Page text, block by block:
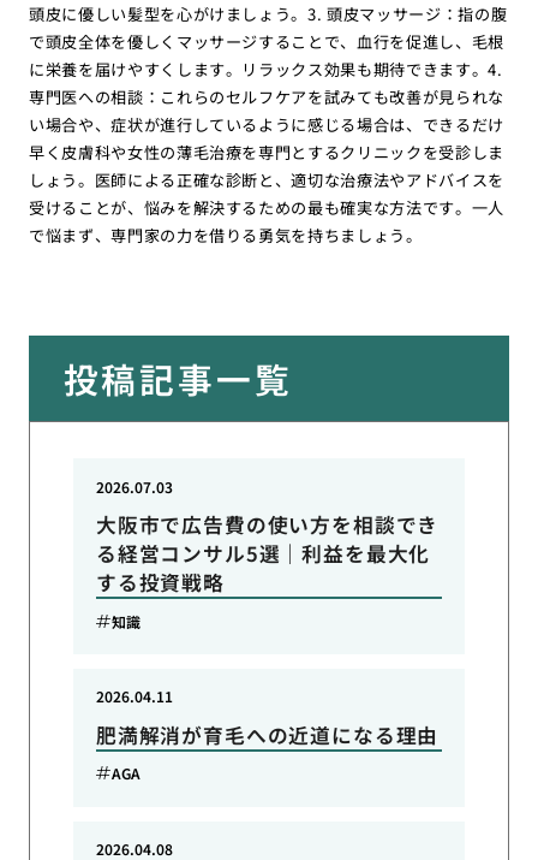
頭皮に優しい髪型を心がけましょう。3. 頭皮マッサージ：指の腹
で頭皮全体を優しくマッサージすることで、血行を促進し、毛根
に栄養を届けやすくします。リラックス効果も期待できます。4.
専門医への相談：これらのセルフケアを試みても改善が見られな
い場合や、症状が進行しているように感じる場合は、できるだけ
早く皮膚科や女性の薄毛治療を専門とするクリニックを受診しま
しょう。医師による正確な診断と、適切な治療法やアドバイスを
受けることが、悩みを解決するための最も確実な方法です。一人
で悩まず、専門家の力を借りる勇気を持ちましょう。
投稿記事一覧
大阪市で広告費の使い方を相談でき
る経営コンサル5選｜利益を最大化
する投資戦略
2026.07.03
知識
肥満解消が育毛への近道になる理由
2026.04.11
AGA
2026.04.08